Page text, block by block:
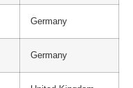
Germany
Germany